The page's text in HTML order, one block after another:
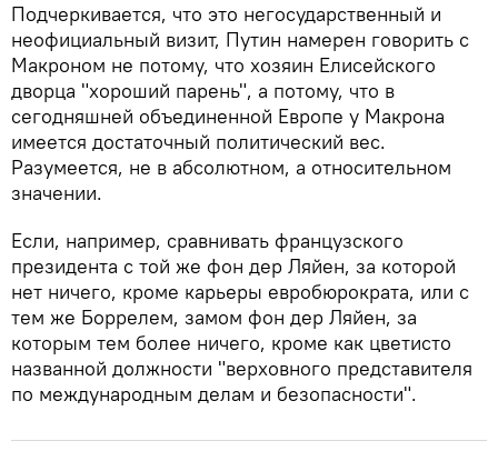
Подчеркивается, что это негосударственный и
неофициальный визит, Путин намерен говорить с
Макроном не потому, что хозяин Елисейского
дворца "хороший парень", а потому, что в
сегодняшней объединенной Европе у Макрона
имеется достаточный политический вес.
Разумеется, не в абсолютном, а относительном
значении.
Если, например, сравнивать французского
президента с той же фон дер Ляйен, за которой
нет ничего, кроме карьеры евробюрократа, или с
тем же Боррелем, замом фон дер Ляйен, за
которым тем более ничего, кроме как цветисто
названной должности "верховного представителя
по международным делам и безопасности".